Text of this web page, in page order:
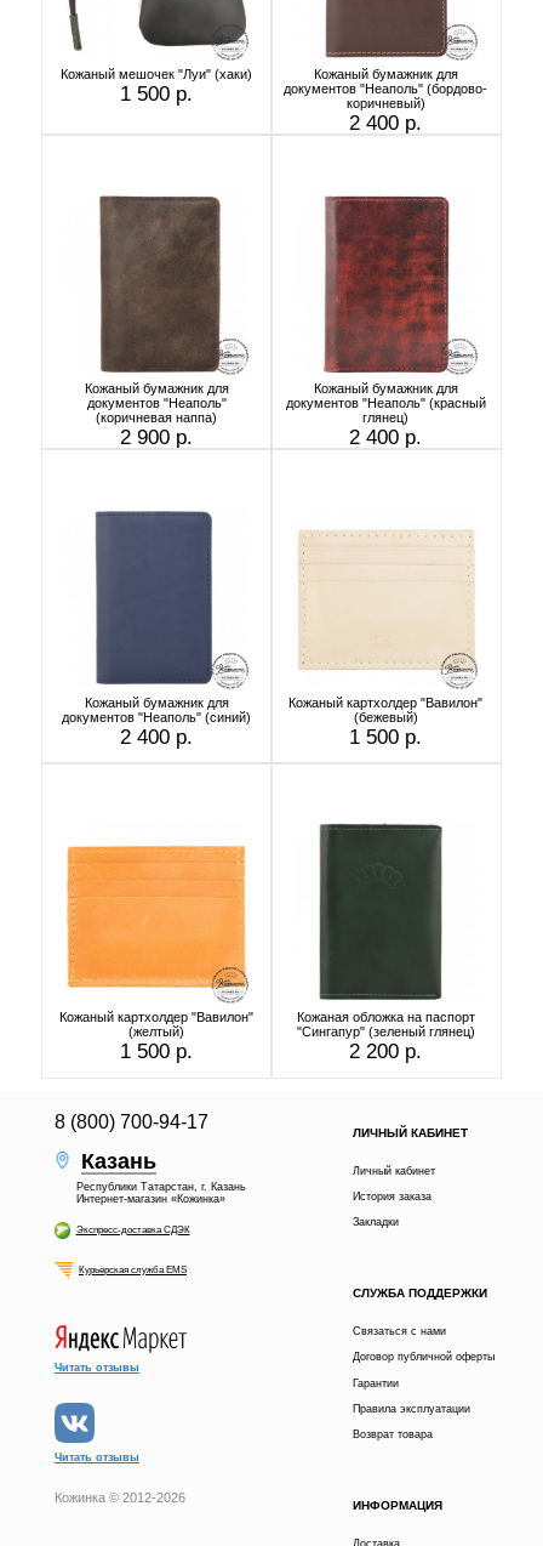
Кожаный мешочек "Луи" (хаки)
1 500 р.
Кожаный бумажник для
документов "Неаполь" (бордово-
коричневый)
2 400 р.
Кожаный бумажник для
документов "Неаполь"
(коричневая наппа)
2 900 р.
Кожаный бумажник для
документов "Неаполь" (красный
глянец)
2 400 р.
Кожаный бумажник для
документов "Неаполь" (синий)
2 400 р.
Кожаный картхолдер "Вавилон"
(бежевый)
1 500 р.
Кожаный картхолдер "Вавилон"
(желтый)
1 500 р.
Кожаная обложка на паспорт
"Сингапур" (зеленый глянец)
2 200 р.
8 (800) 700-94-17
Казань
Республики Татарстан, г. Казань
Интернет-магазин «Кожинка»
Экспресс-доставка СДЭК
Курьерская служба EMS
ЛИЧНЫЙ КАБИНЕТ
Личный кабинет
История заказа
Закладки
СЛУЖБА ПОДДЕРЖКИ
Связаться с нами
Договор публичной оферты
Гарантии
Правила эксплуатации
Возврат товара
ИНФОРМАЦИЯ
Читать отзывы
Читать отзывы
Кожинка © 2012-2026